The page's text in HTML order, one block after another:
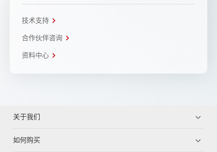
技术支持
合作伙伴咨询
资料中心
关于我们
如何购买